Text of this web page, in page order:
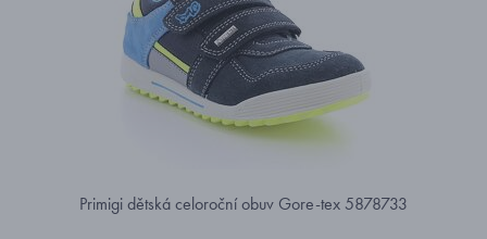
Primigi dětská celoroční obuv Gore-tex 5878733